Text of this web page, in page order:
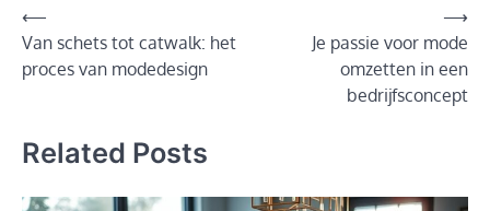
Post
navigation
⟵
Van schets tot catwalk: het
proces van modedesign
Je passie voor mode
omzetten in een
bedrijfsconcept
⟶
Related Posts